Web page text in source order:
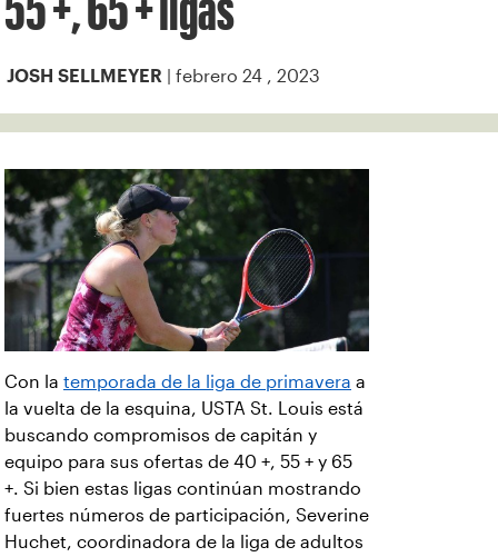
JOSH SELLMEYER | febrero 24 , 2023
Con la temporada de la liga de primavera a
la vuelta de la esquina, USTA St. Louis está
buscando compromisos de capitán y
equipo para sus ofertas de 40 +, 55 + y 65
+. Si bien estas ligas continúan mostrando
fuertes números de participación, Severine
Huchet, coordinadora de la liga de adultos